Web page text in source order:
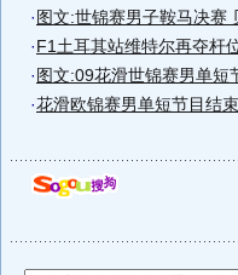
· 图文:世锦赛男子鞍马决赛
·F1土耳其站维特尔再夺杆
· 图文:09花滑世锦赛男单短
·花滑欧锦赛男单短节目结